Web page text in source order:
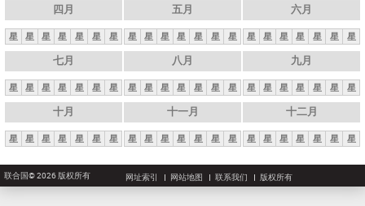
四月
星 星 星 星 星 星 星
五月
星 星 星 星 星 星 星
六月
星 星 星 星 星 星 星
七月
星 星 星 星 星 星 星
八月
星 星 星 星 星 星 星
九月
星 星 星 星 星 星 星
十月
星 星 星 星 星 星 星
十一月
星 星 星 星 星 星 星
十二月
星 星 星 星 星 星 星
联合国© 2026 版权所有 网址索引 网站地图 联系我们 版权所有